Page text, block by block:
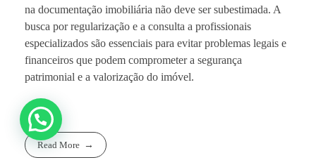
na documentação imobiliária não deve ser subestimada. A
busca por regularização e a consulta a profissionais
especializados são essenciais para evitar problemas legais e
financeiros que podem comprometer a segurança
patrimonial e a valorização do imóvel.
Read More